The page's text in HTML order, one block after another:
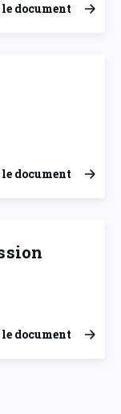
document
document
document